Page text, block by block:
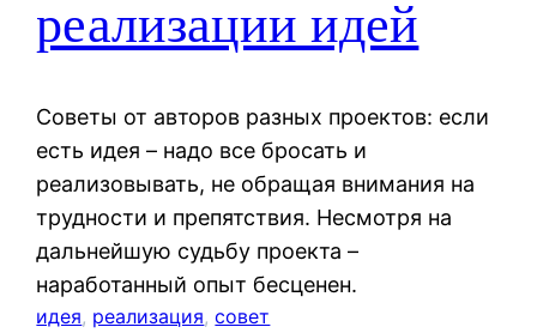
реализации идей
Советы от авторов разных проектов: если
есть идея – надо все бросать и
реализовывать, не обращая внимания на
трудности и препятствия. Несмотря на
дальнейшую судьбу проекта –
наработанный опыт бесценен.
идея, реализация, совет